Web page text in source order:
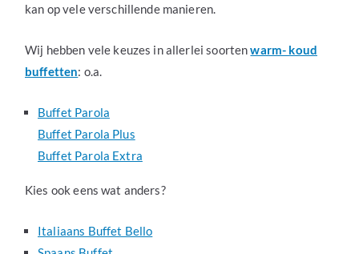
kan op vele verschillende manieren.
Wij hebben vele keuzes in allerlei soortenwarm- koud
buffetten: o.a.
Buffet Parola
Buffet Parola Plus
Buffet Parola Extra
Kies ook eens wat anders?
Italiaans Buffet Bello